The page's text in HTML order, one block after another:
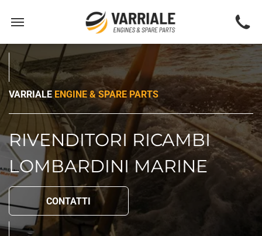
VARRIALE ENGINE & SPARE PARTS
RIVENDITORI RICAMBI
LOMBARDINI MARINE
CONTATTI